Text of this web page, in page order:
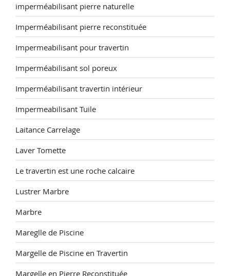
imperméabilisant pierre naturelle
Imperméabilisant pierre reconstituée
Impermeabilisant pour travertin
Imperméabilisant sol poreux
Imperméabilisant travertin intérieur
Impermeabilisant Tuile
Laitance Carrelage
Laver Tomette
Le travertin est une roche calcaire
Lustrer Marbre
Marbre
Mareglle de Piscine
Margelle de Piscine en Travertin
Margelle en Pierre Reconstituée